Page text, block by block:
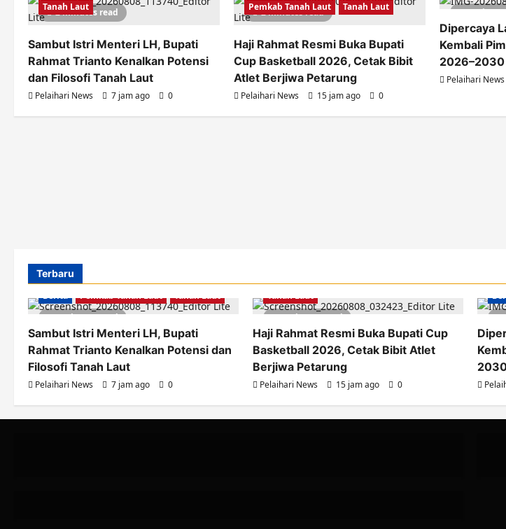
2 minutes read
Tanah Laut
Sambut Istri Menteri LH, Bupati
Rahmat Trianto Kenalkan Potensi
dan Filosofi Tanah Laut
Pelaihari News 7 jam ago 0
2 minutes read
Pemkab Tanah Laut
Tanah Laut
Haji Rahmat Resmi Buka Bupati
Cup Basketball 2026, Cetak Bibit
Atlet Berjiwa Petarung
Pelaihari News 15 jam ago 0
1
Dipercaya
Kembali
2026–2030
Pelaihari News
Terbaru
2 minutes read
Berita Pemkab Tanah Laut Tanah Laut
Sambut Istri Menteri LH, Bupati
Rahmat Trianto Kenalkan Potensi dan
Filosofi Tanah Laut
Pelaihari News 7 jam ago 0
2 minutes read
Tanah Laut
Haji Rahmat Resmi Buka Bupati Cup
Basketball 2026, Cetak Bibit Atlet
Berjiwa Petarung
Pelaihari News 15 jam ago 0